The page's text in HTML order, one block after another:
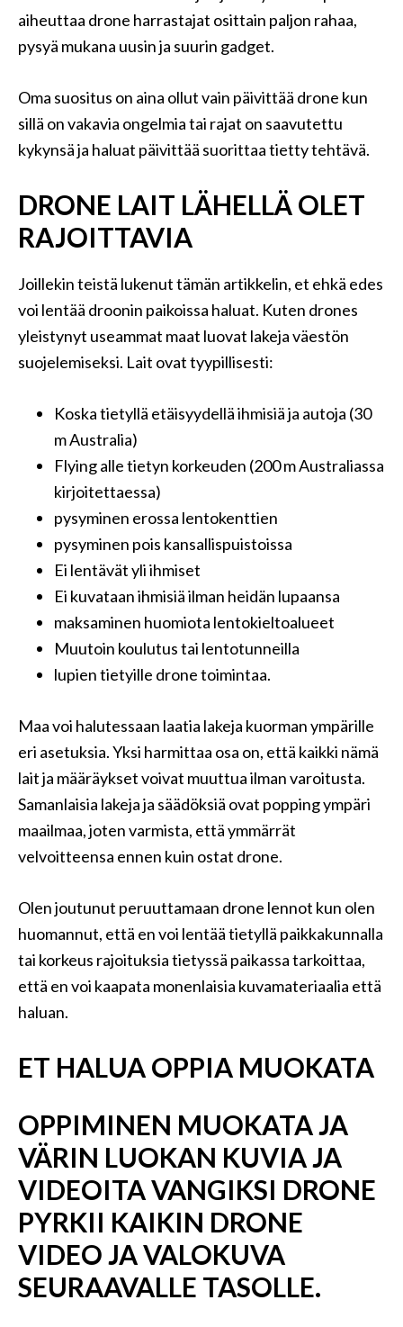
aiheuttaa drone harrastajat osittain paljon rahaa,
pysyä mukana uusin ja suurin gadget.
Oma suositus on aina ollut vain päivittää drone kun
sillä on vakavia ongelmia tai rajat on saavutettu
kykynsä ja haluat päivittää suorittaa tietty tehtävä.
DRONE LAIT LÄHELLÄ OLET
RAJOITTAVIA
Joillekin teistä lukenut tämän artikkelin, et ehkä edes
voi lentää droonin paikoissa haluat. Kuten drones
yleistynyt useammat maat luovat lakeja väestön
suojelemiseksi. Lait ovat tyypillisesti:
Koska tietyllä etäisyydellä ihmisiä ja autoja (30
m Australia)
Flying alle tietyn korkeuden (200 m Australiassa
kirjoitettaessa)
pysyminen erossa lentokenttien
pysyminen pois kansallispuistoissa
Ei lentävät yli ihmiset
Ei kuvataan ihmisiä ilman heidän lupaansa
maksaminen huomiota lentokieltoalueet
Muutoin koulutus tai lentotunneilla
lupien tietyille drone toimintaa.
Maa voi halutessaan laatia lakeja kuorman ympärille
eri asetuksia. Yksi harmittaa osa on, että kaikki nämä
lait ja määräykset voivat muuttua ilman varoitusta.
Samanlaisia ​​lakeja ja säädöksiä ovat popping ympäri
maailmaa, joten varmista, että ymmärrät
velvoitteensa ennen kuin ostat drone.
Olen joutunut peruuttamaan drone lennot kun olen
huomannut, että en voi lentää tietyllä paikkakunnalla
tai korkeus rajoituksia tietyssä paikassa tarkoittaa,
että en voi kaapata monenlaisia ​​kuvamateriaalia että
haluan.
ET HALUA OPPIA MUOKATA
OPPIMINEN MUOKATA JA
VÄRIN LUOKAN KUVIA JA
VIDEOITA VANGIKSI DRONE
PYRKII KAIKIN DRONE
VIDEO JA VALOKUVA
SEURAAVALLE TASOLLE.